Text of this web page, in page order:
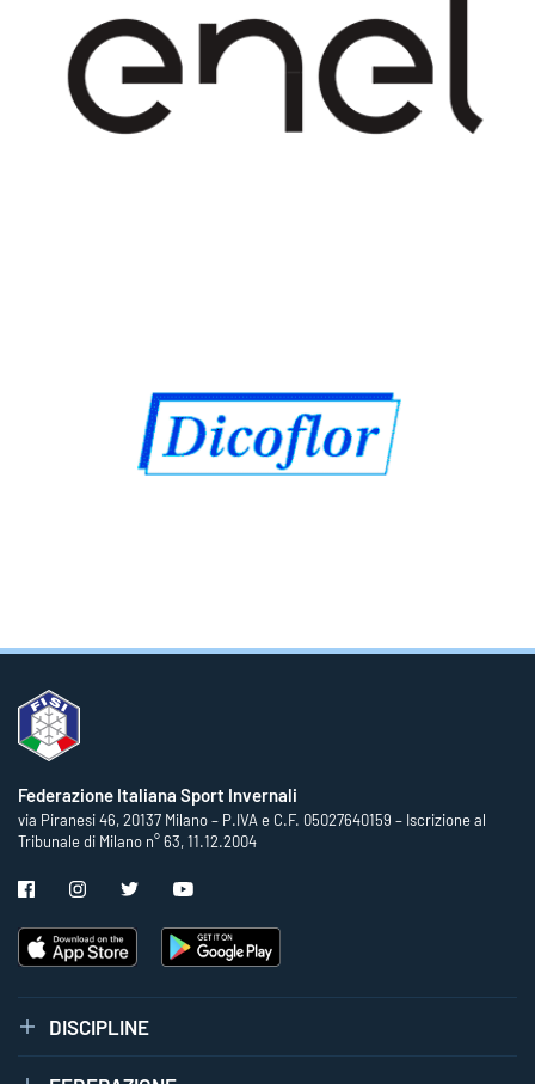
Federazione Italiana Sport Invernali
via Piranesi 46, 20137 Milano – P.IVA e C.F. 05027640159 – Iscrizione al
Tribunale di Milano n° 63, 11.12.2004
DISCIPLINE